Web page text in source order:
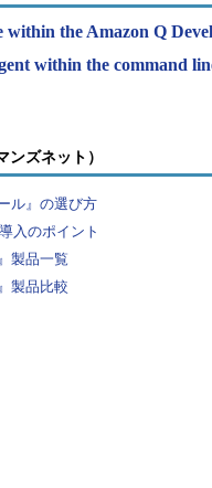
within the Amazon Q
within the command
ズネット）
ル』の選び方
入のポイント
製品一覧
製品比較